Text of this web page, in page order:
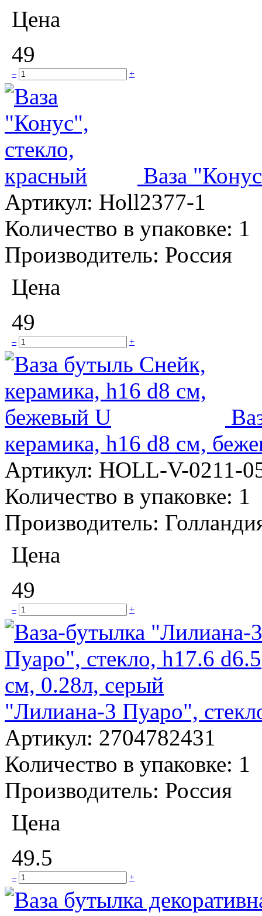
Цена
49
– +
Ваза
Артикул: Holl2377-1
Количество в упаковке: 1
Производитель: Россия
Цена
49
– +
керамика, h16 d8 см,
Артикул: HOLL-V-0211-
Количество в упаковке: 1
Производитель:
Цена
49
– +
"Лилиана-3 Пуаро",
Артикул: 2704782431
Количество в упаковке: 1
Производитель: Россия
Цена
49.5
– +